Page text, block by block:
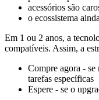
acessórios são
o ecossistema
Em 1 ou 2 anos, a
compatíveis. Assim, a
Compre agora - se
tarefas específicas
Espere - se o